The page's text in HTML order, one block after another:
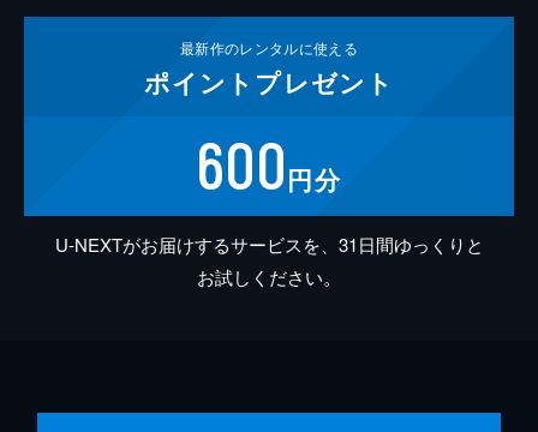
最新作のレンタルに使える
ポイント プレゼント
600円分
U-NEXTがお届けするサービスを、31日間ゆっくりと
お試しください。